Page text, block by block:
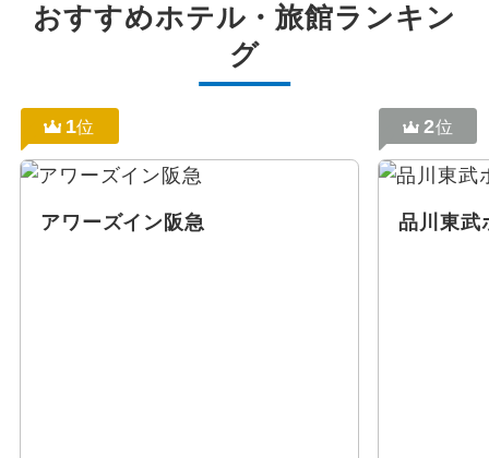
おすすめホテル・旅館ランキン
グ
1位
アワーズイン阪急
2位
品川東武